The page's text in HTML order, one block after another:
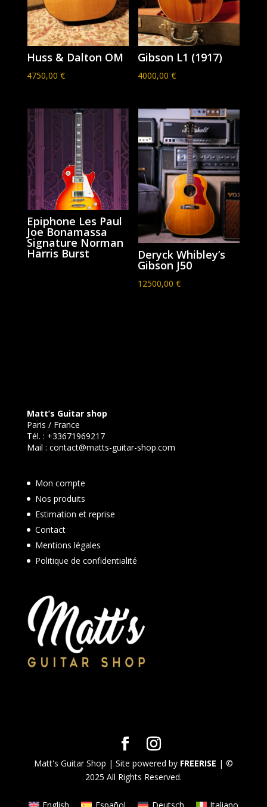
Huss & Dalton OM
4750,00 €
Gibson L1 (1917)
4000,00€
Epiphone Les Paul
Joe Bonamassa
Signature Norman
Harris Burst Deryck Whibley’s
Gibson J50
12500,00€
Matt’s Guitar shop
Paris / France
Tél. : +33671969217
Mail : contact@matts-guitar-shop.com
Mon compte
Nos produits
Estimation et reprise
Contact
Mentions légales
Politique de confidentialité
Matt's Guitar Shop | Site powered by FREERISE | ©
2025 All Rights Reserved.